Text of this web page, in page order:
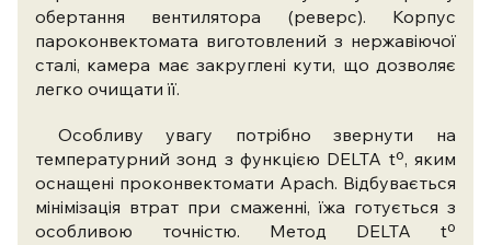
обертання вентилятора (реверс). Корпус
пароконвектомата виготовлений з нержавіючої
сталі, камера має закруглені кути, що дозволяє
легко очищати її.
Особливу увагу потрібно звернути на
температурний зонд з функцією DELTA tº, яким
оснащені проконвектомати Apach. Відбувається
мінімізація втрат при смаженні, їжа готується з
особливою точністю. Метод DELTA tº